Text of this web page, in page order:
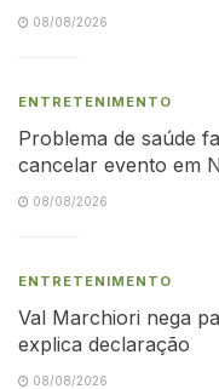
08/08/2026
ENTRETENIMENTO
Problema de saúde
cancelar evento em
08/08/2026
ENTRETENIMENTO
Val Marchiori nega
explica declaração
08/08/2026